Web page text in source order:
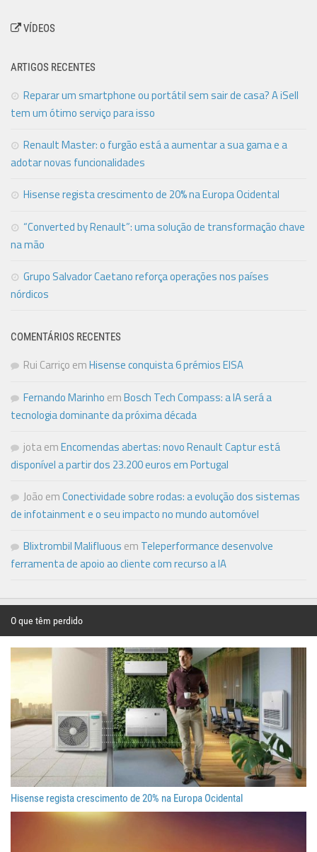
VÍDEOS
ARTIGOS RECENTES
Reparar um smartphone ou portátil sem sair de casa? A iSell
tem um ótimo serviço para isso
Renault Master: o furgão está a aumentar a sua gama e a
adotar novas funcionalidades
Hisense regista crescimento de 20% na Europa Ocidental
“Converted by Renault”: uma solução de transformação chave
na mão
Grupo Salvador Caetano reforça operações nos países
nórdicos
COMENTÁRIOS RECENTES
Rui Carriço emHisense conquista 6 prémios EISA
Fernando Marinho emBosch Tech Compass: a IA será a
tecnologia dominante da próxima década
jotaemEncomendas abertas: novo Renault Captur está
disponível a partir dos 23.200 euros em Portugal
João emConectividade sobre rodas: a evolução dos sistemas
de infotainment e o seu impacto no mundo automóvel
Blixtrombil Malifluous em Teleperformance desenvolve
ferramenta de apoio ao cliente com recurso a IA
O que têm perdido
Hisense regista crescimento de 20% na Europa Ocidental